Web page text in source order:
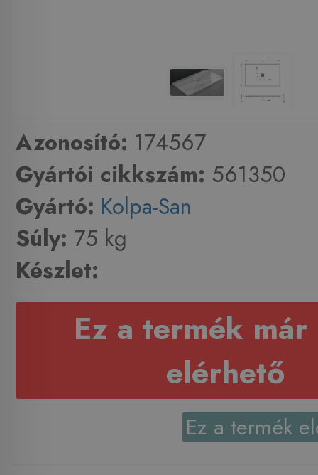
Azonosító: 174567
Gyártói cikkszám: 561350
Gyártó: Kolpa-San
Súly: 75 kg
Készlet:
Ez a termék már
elérhető
Ez a termék